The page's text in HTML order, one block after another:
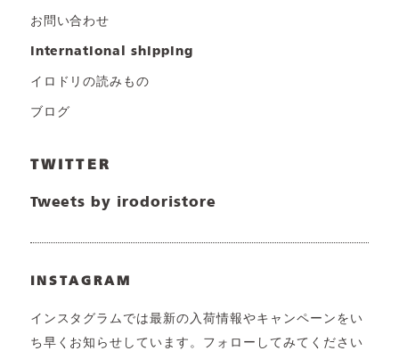
お問い合わせ
international shipping
イロドリの読みもの
ブログ
TWITTER
Tweets by irodoristore
INSTAGRAM
インスタグラムでは最新の入荷情報やキャンペーンをい
ち早くお知らせしています。フォローしてみてください